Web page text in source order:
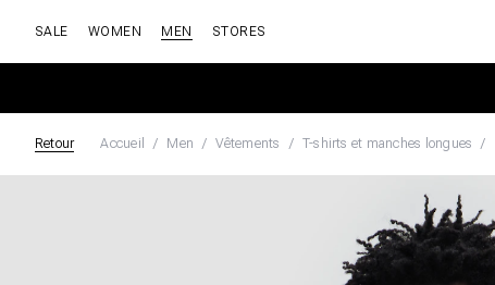
SALE WOMEN MEN STORES
Retour Accueil Men Vêtements T-shirts et manches longues